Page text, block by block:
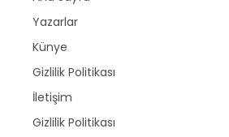
Yazarlar
Künye
Gizlilik Politikası
İletişim
Gizlilik Politikası